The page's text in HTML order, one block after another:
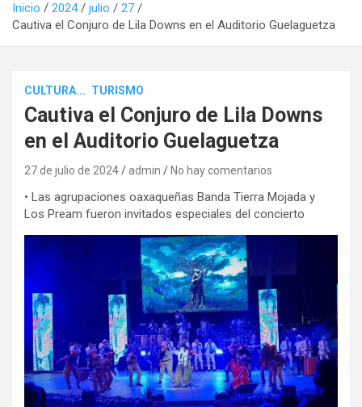
Inicio 2024 julio
27
Cautiva el Conjuro de Lila Downs en el Auditorio Guelaguetza
CULTURA... TURISMO
Cautiva el Conjuro de Lila Downs
en el Auditorio Guelaguetza
27 de julio de 2024 admin No hay comentarios
• Las agrupaciones oaxaqueñas Banda Tierra Mojada y
Los Pream fueron invitados especiales del concierto